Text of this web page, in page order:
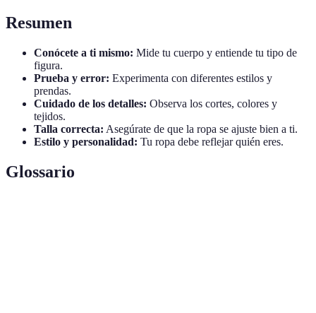
Resumen
Conócete a ti mismo: Mide tu cuerpo y entiende tu tipo de
figura.
Prueba y error: Experimenta con diferentes estilos y
prendas.
Cuidado de los detalles: Observa los cortes, colores y
tejidos.
Talla correcta: Asegúrate de que la ropa se ajuste bien a ti.
Estilo y personalidad: Tu ropa debe reflejar quién eres.
Glossario